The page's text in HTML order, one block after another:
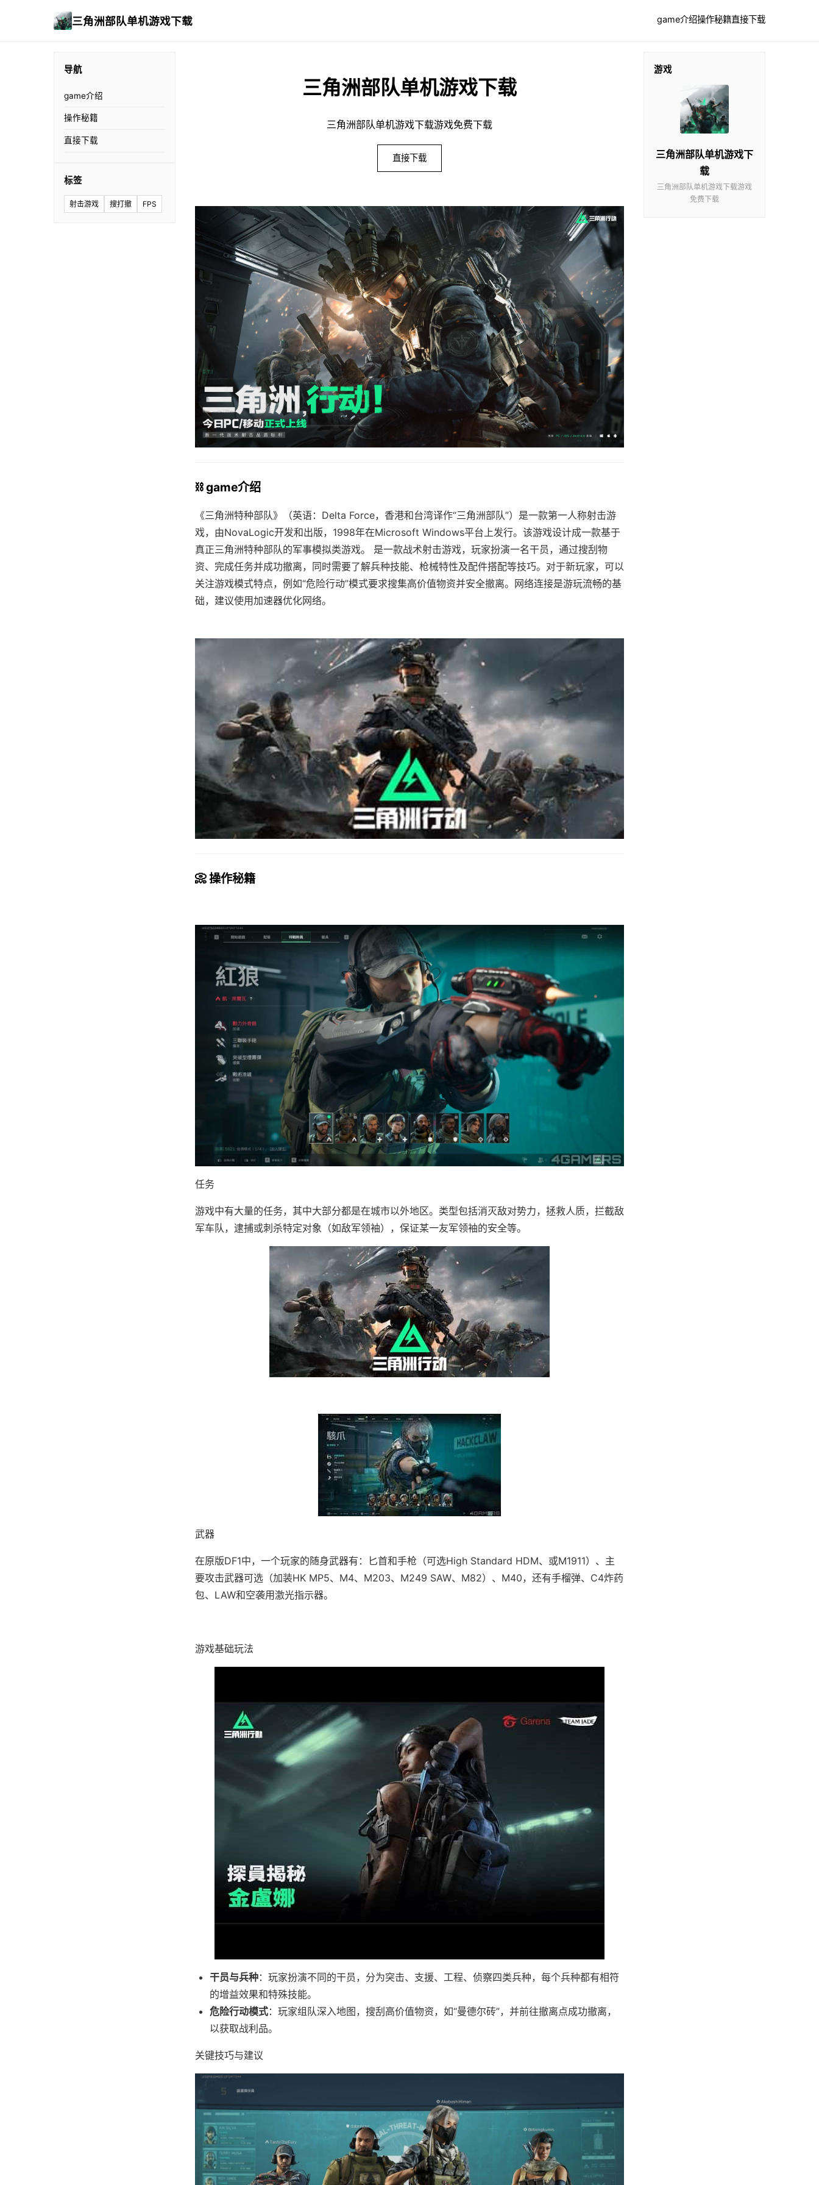
三角洲部队单机游戏下载 game介绍操作秘籍直接下载
导航
game介绍
操作秘籍
直接下载
标签
射击游戏 搜打撤 FPS
三角洲部队单机游戏下载
三角洲部队单机游戏下载游戏免费下载
直接下载
⛓️ game介绍
《三角洲特种部队》（英语：Delta Force，香港和台湾译作“三角洲部队”）是一款第一人称射击游
戏，由NovaLogic开发和出版，1998年在Microsoft Windows平台上发行。该游戏设计成一款基于
真正三角洲特种部队的军事模拟类游戏。 是一款战术射击游戏，玩家扮演一名干员，通过搜刮物
资、完成任务并成功撤离，同时需要了解兵种技能、枪械特性及配件搭配等技巧。对于新玩家，可以
关注游戏模式特点，例如“危险行动”模式要求搜集高价值物资并安全撤离。网络连接是游玩流畅的基
础，建议使用加速器优化网络。
📀 操作秘籍
任务
游戏中有大量的任务，其中大部分都是在城市以外地区。类型包括消灭敌对势力，拯救人质，拦截敌
军车队，逮捕或刺杀特定对象（如敌军领袖），保证某一友军领袖的安全等。
武器
在原版DF1中，一个玩家的随身武器有：匕首和手枪（可选High Standard HDM、或M1911）、主
要攻击武器可选（加装HK MP5、M4、M203、M249 SAW、M82）、M40，还有手榴弹、C4炸药
包、LAW和空袭用激光指示器。
游戏基础玩法
干员与兵种：玩家扮演不同的干员，分为突击、支援、工程、侦察四类兵种，每个兵种都有相符
的增益效果和特殊技能。
危险行动模式：玩家组队深入地图，搜刮高价值物资，如“曼德尔砖”，并前往撤离点成功撤离，
以获取战利品。
关键技巧与建议
游戏
三角洲部队单机游戏下
载
三角洲部队单机游戏下载游戏
免费下载